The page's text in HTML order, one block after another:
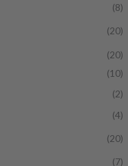
n
d
i
n
(8)
(20)
(20)
(10)
(2)
(4)
(20)
(7)